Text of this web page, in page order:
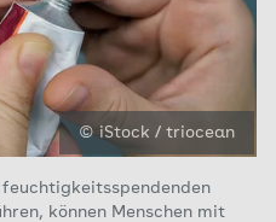
© iStock / triocean
können Menschen mit